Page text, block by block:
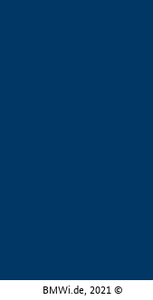
BMWi.de, 2021 ©